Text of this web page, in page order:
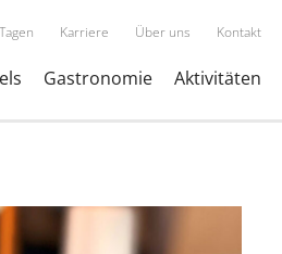
Karriere Über uns Kontakt
Gastronomie Aktivitäten